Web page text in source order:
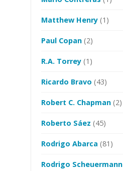
Matthew Henry (1)
Paul Copan (2)
R.A. Torrey (1)
Ricardo Bravo (43)
Robert C. Chapman (2)
Roberto Sáez (45)
Rodrigo Abarca (81)
Rodrigo Scheuermann